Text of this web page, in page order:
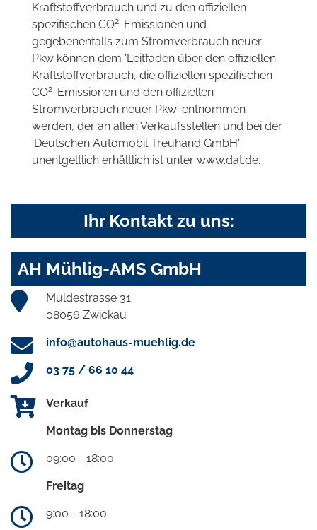
Kraftstoffverbrauch und zu den offiziellen
spezifischen CO2-Emissionen und
gegebenenfalls zum Stromverbrauch neuer
Pkw können dem 'Leitfaden über den offiziellen
Kraftstoffverbrauch, die offiziellen spezifischen
CO2-Emissionen und den offiziellen
Stromverbrauch neuer Pkw' entnommen
werden, der an allen Verkaufsstellen und bei der
'Deutschen Automobil Treuhand GmbH'
unentgeltlich erhältlich ist unter www.dat.de.
Ihr Kontakt zu uns:
AH Mühlig-AMS GmbH
Muldestrasse 31
08056 Zwickau
info@autohaus-muehlig.de
03 75 / 66 10 44
Verkauf
Montag bis Donnerstag
09:00 - 18:00
Freitag
9:00 - 18:00